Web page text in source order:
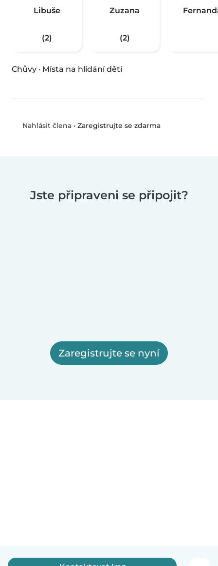
Libuše
(2)
Zuzana
(2)
Chůvy · Místa na hlídání dětí
Nahlásit člena• Zaregistrujte se zdarma
Jste připraveni se připojit?
Zaregistrujte se nyní